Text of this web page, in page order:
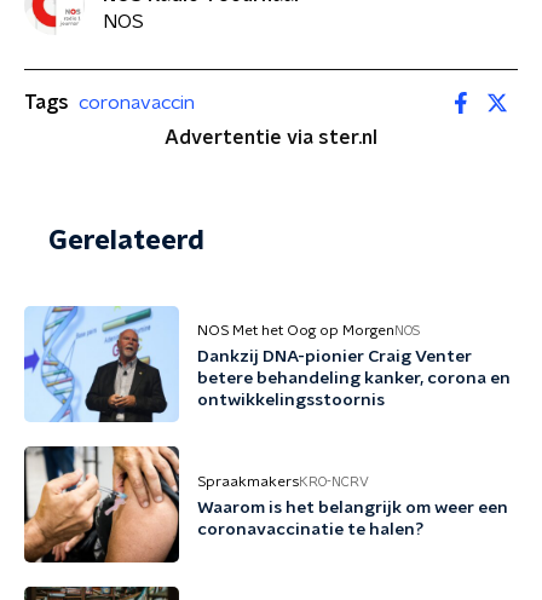
NOS
Tags coronavaccin
Advertentie via ster.nl
Gerelateerd
NOS Met het Oog op Morgen NOS
Dankzij DNA-pionier Craig Venter
betere behandeling kanker, corona en
ontwikkelingsstoornis
SpraakmakersKRO-NCRV
Waarom is het belangrijk om weer een
coronavaccinatie te halen?